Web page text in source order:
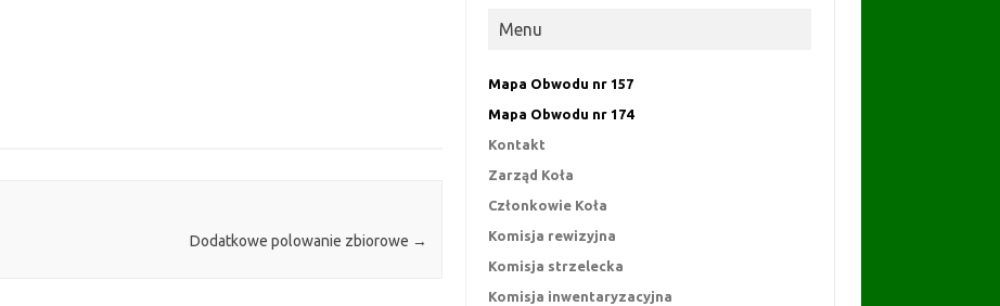
Dodatkowe polowanie zbiorowe →
Menu
Mapa Obwodu nr 157
Mapa Obwodu nr 174
Kontakt
Zarząd Koła
Członkowie Koła
Komisja rewizyjna
Komisja strzelecka
Komisja inwentaryzacyjna